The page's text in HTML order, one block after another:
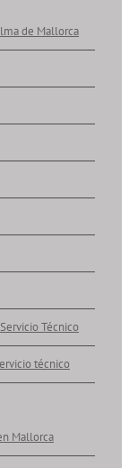
de Mallorca
Técnico
técnico
Mallorca